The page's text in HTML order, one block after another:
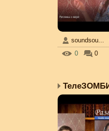
soundsou...
0
0